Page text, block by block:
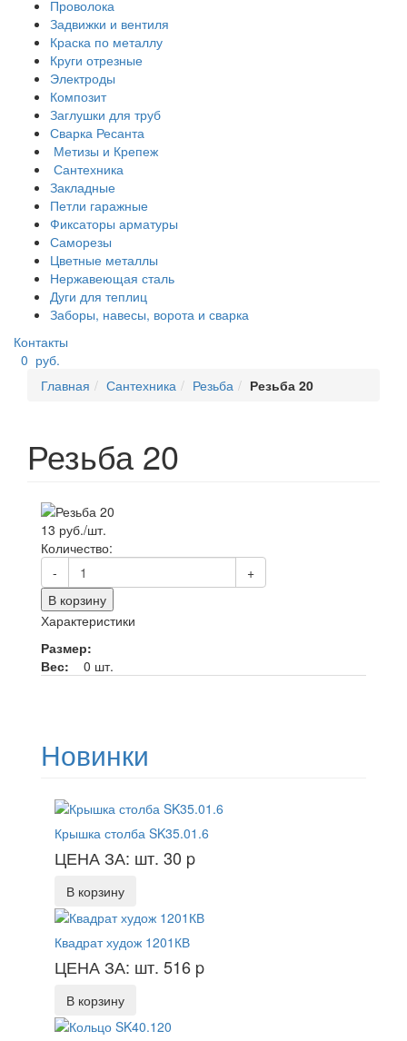
Проволока
Задвижки и вентиля
Краска по металлу
Круги отрезные
Электроды
Композит
Заглушки для труб
Сварка Ресанта
Метизы и Крепеж
Сантехника
Закладные
Петли гаражные
Фиксаторы арматуры
Саморезы
Цветные металлы
Нержавеющая сталь
Дуги для теплиц
Заборы, навесы, ворота и сварка
Контакты
0 руб.
Главная
Сантехника Резьба Резьба 20
Резьба 20
13 руб./шт.
Количество:
-
+
В корзину
Характеристики
Размер:
Вес:
0 шт.
Новинки
Крышка столба SK35.01.6
ЦЕНА ЗА: шт. 30 p
В корзину
Квадрат худож 1201КВ
ЦЕНА ЗА: шт. 516 p
В корзину